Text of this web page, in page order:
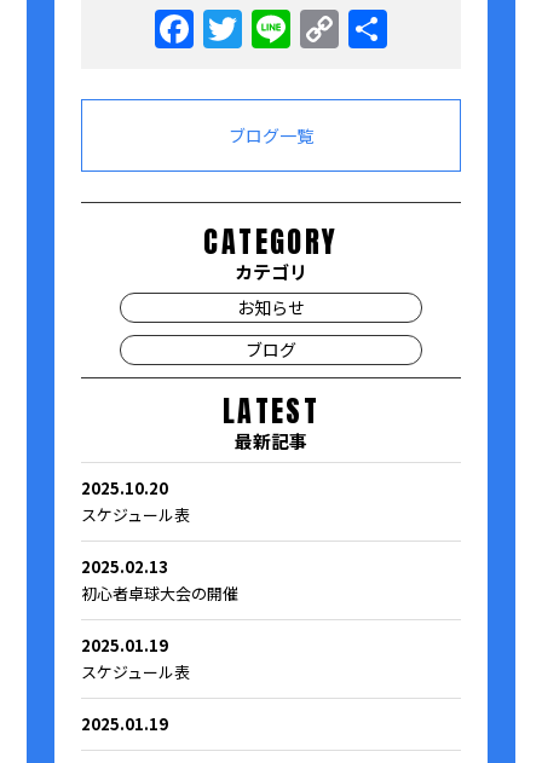
Facebook
Twitter
LineCopy
ブログ一覧
CATEGORY
カテゴリ
お知らせ
ブログ
LATEST
最新記事
2025.10.20
スケジュール表
2025.02.13
初心者卓球大会の開催
2025.01.19
スケジュール表
2025.01.19